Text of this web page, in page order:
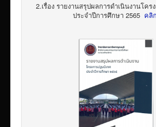
2.เรื่อง รายงานสรุปผลการดำเนินงานโคร
ประจำปีการศึกษา 2565 คลิก